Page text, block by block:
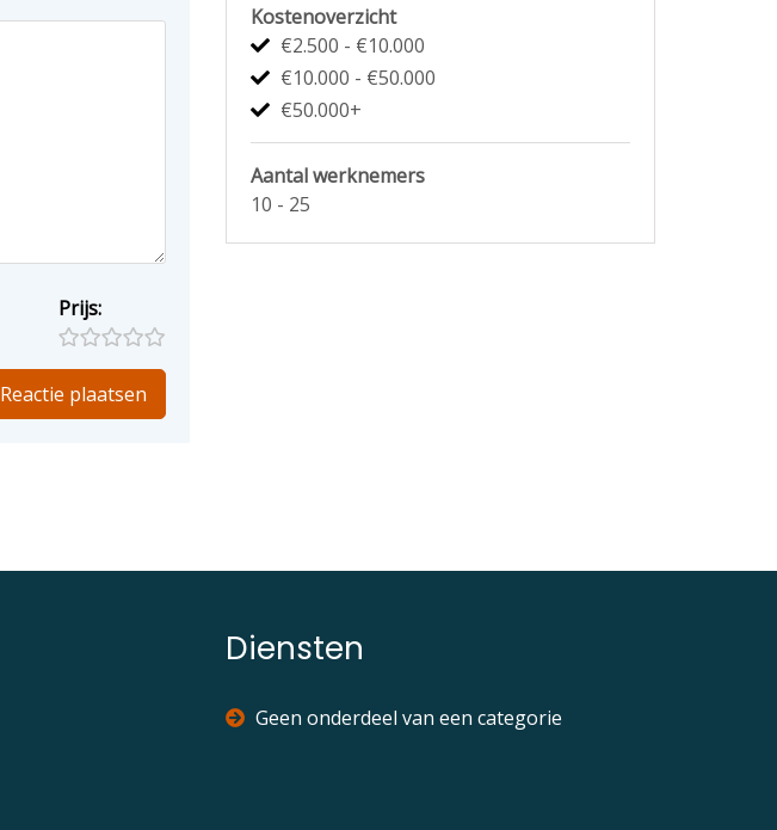
Prijs:
Kostenoverzicht
€2.500 - €10.000
€10.000 - €50.000
€50.000+
Aantal werknemers
10 - 25
Diensten
Geen onderdeel van een categorie